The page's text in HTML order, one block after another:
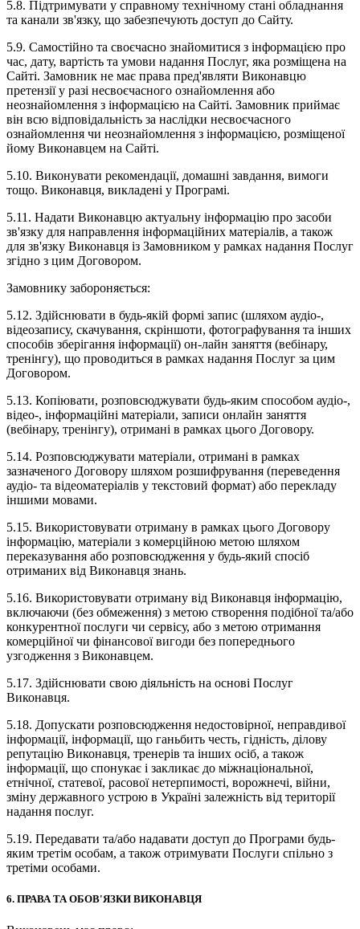
5.8. Підтримувати у справному технічному стані обладнання
та канали зв'язку, що забезпечують доступ до Сайту.
5.9. Самостійно та своєчасно знайомитися з інформацією про
час, дату, вартість та умови надання Послуг, яка розміщена на
Сайті. Замовник не має права пред'являти Виконавцю
претензії у разі несвоєчасного ознайомлення або
неознайомлення з інформацією на Сайті. Замовник приймає
він всю відповідальність за наслідки несвоєчасного
ознайомлення чи неознайомлення з інформацією, розміщеної
йому Виконавцем на Сайті.
5.10. Виконувати рекомендації, домашні завдання, вимоги
тощо. Виконавця, викладені у Програмі.
5.11. Надати Виконавцю актуальну інформацію про засоби
зв'язку для направлення інформаційних матеріалів, а також
для зв'язку Виконавця із Замовником у рамках надання Послуг
згідно з цим Договором.
Замовнику забороняється:
5.12. Здійснювати в будь-якій формі запис (шляхом аудіо-,
відеозапису, скачування, скріншоти, фотографування та інших
способів зберігання інформації) он-лайн заняття (вебінару,
тренінгу), що проводиться в рамках надання Послуг за цим
Договором.
5.13. Копіювати, розповсюджувати будь-яким способом аудіо-,
відео-, інформаційні матеріали, записи онлайн заняття
(вебінару, тренінгу), отримані в рамках цього Договору.
5.14. Розповсюджувати матеріали, отримані в рамках
зазначеного Договору шляхом розшифрування (переведення
аудіо- та відеоматеріалів у текстовий формат) або перекладу
іншими мовами.
5.15. Використовувати отриману в рамках цього Договору
інформацію, матеріали з комерційною метою шляхом
переказування або розповсюдження у будь-який спосіб
отриманих від Виконавця знань.
5.16. Використовувати отриману від Виконавця інформацію,
включаючи (без обмеження) з метою створення подібної та/або
конкурентної послуги чи сервісу, або з метою отримання
комерційної чи фінансової вигоди без попереднього
узгодження з Виконавцем.
5.17. Здійснювати свою діяльність на основі Послуг
Виконавця.
5.18. Допускати розповсюдження недостовірної, неправдивої
інформації, інформації, що ганьбить честь, гідність, ділову
репутацію Виконавця, тренерів та інших осіб, а також
інформації, що спонукає і закликає до міжнаціональної,
етнічної, статевої, расової нетерпимості, ворожнечі, війни,
зміну державного устрою в Україні залежність від території
надання послуг.
5.19. Передавати та/або надавати доступ до Програми будь-
яким третім особам, а також отримувати Послуги спільно з
третіми особами.
6. ПРАВА ТА ОБОВ'ЯЗКИ ВИКОНАВЦЯ